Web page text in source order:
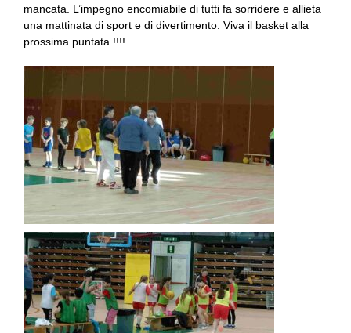
mancata. L’impegno encomiabile di tutti fa sorridere e allieta
una mattinata di sport e di divertimento. Viva il basket alla
prossima puntata !!!!